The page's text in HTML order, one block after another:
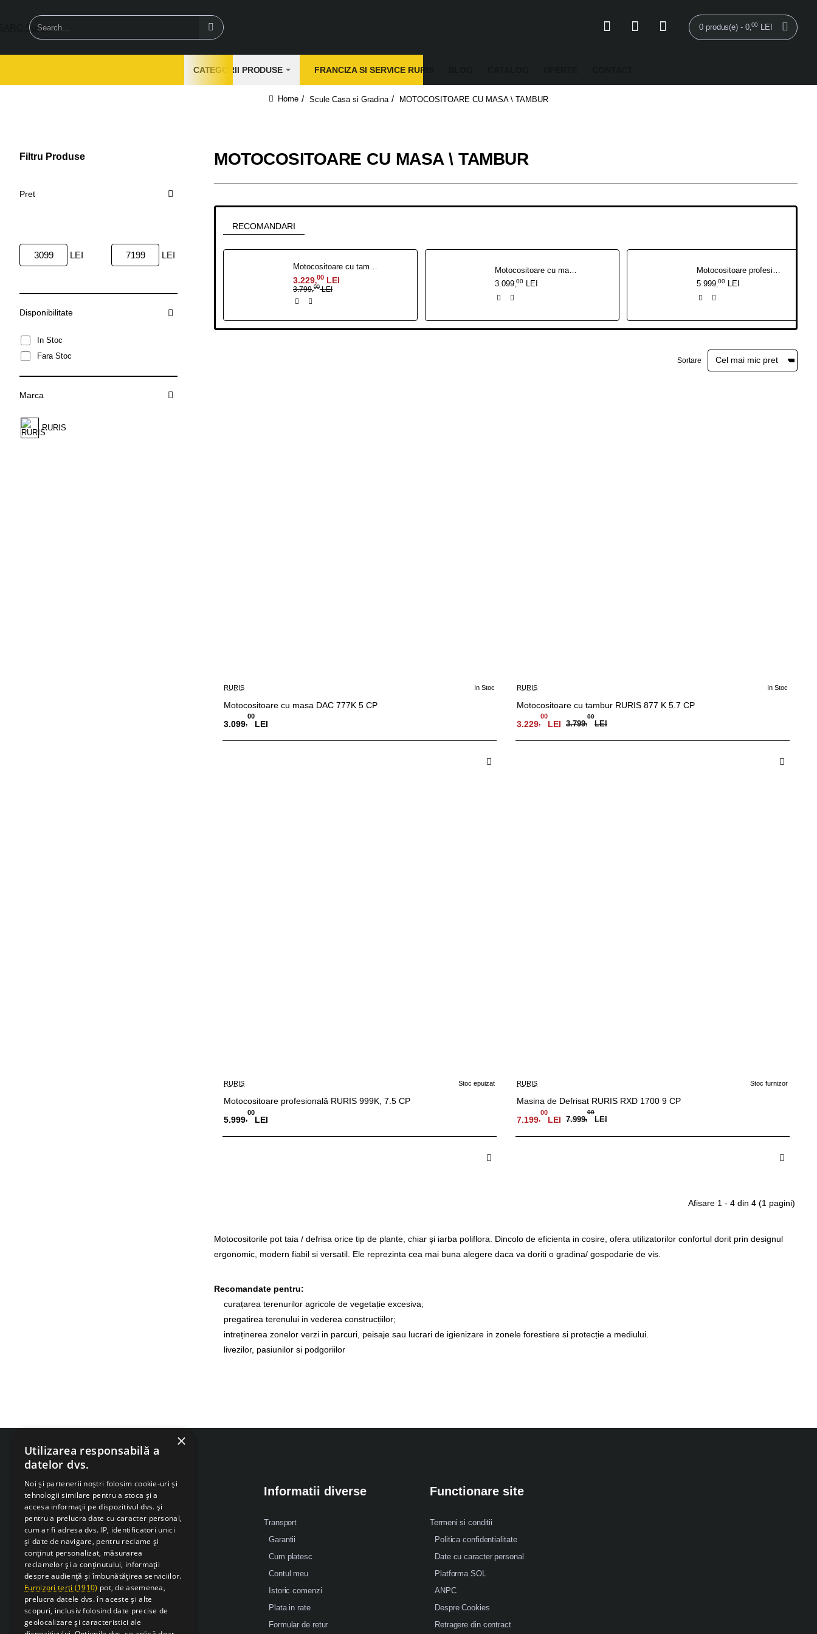
Search... 0 produs(e) - 0, 00 LEI
CATEGORII PRODUSE FRANCIZA SI SERVICE RURIS
Scule Casa si Gradina MOTOCOSITOARE CU MASA \ TAMBUR
Filtru Produse
Pret
LEI LEI
Disponibilitate
In Stoc
Fara Stoc
Marca
RURIS
MOTOCOSITOARE CU MASA \ TAMBUR
RECOMANDARI
3.229,00 LEI
3.799,00LEI
3.099 00 LEI
5.999 00 LEI
Motocositorile pot taia / defrisa orice tip de plante, chiar şi iarba poliflora. Dincolo de eficienta in cosire, ofera utilizatorilor confortul dorit prin designul
ergonomic, modern fiabil si versatil. Ele reprezinta cea mai buna alegere daca va doriti o gradina/ gospodarie de vis.
Recomandate pentru:
curațarea terenurilor agricole de vegetație excesiva;
pregatirea terenului in vederea construcțiilor;
intreținerea zonelor verzi in parcuri, peisaje sau lucrari de igienizare in zonele forestiere si protecție a mediului.
livezilor, pasiunilor si podgoriilor
Sortare
RURIS In Stoc
Motocositoare cu masa DAC 777K 5 CP
3.099,
00
LEI
-15%
RURIS In Stoc
Motocositoare cu tambur RURIS 877 K 5.7 CP
3.229,
00
LEI 3.799,
00
LEI
RURIS Stoc epuizat
Motocositoare profesională RURIS 999K, 7.5 CP
5.999,
00
LEI
-10%
RURIS Stoc furnizor
Masina de Defrisat RURIS RXD 1700 9 CP
7.199,
00
LEI 7.999,
00
LEI
Afisare 1 - 4 din 4 (1 pagini)
Despre Noi
Mobil: 0371 238 338
Email: office [@] sarcsudex.ro
Relatii cu clientii
Informatii diverse
Transport
Garantii
Cum platesc
Contul meu
Istoric comenzi
Plata in rate
Formular de retur
Functionare site
Termeni si conditii
Politica confidentialitate
Date cu caracter personal
Platforma SOL
ANPC
Despre Cookies
Retragere din contract
×
Utilizarea responsabilă a
datelor dvs.
Noi și partenerii noștri folosim cookie-uri și
tehnologii similare pentru a stoca și a
accesa informații pe dispozitivul dvs. și
pentru a prelucra date cu caracter personal,
cum ar fi adresa dvs. IP, identificatori unici
și date de navigare, pentru reclame și
conținut personalizat, măsurarea
reclamelor și a conținutului, informații
despre audiență și îmbunătățirea serviciilor.
Furnizori terți (1910) pot, de asemenea,
prelucra datele dvs. în aceste și alte
scopuri, inclusiv folosind date precise de
geolocalizare și caracteristici ale